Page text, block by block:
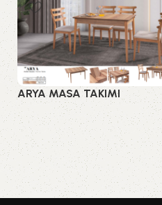
ARYA MASA TAKIMI
Mutfak Masaları